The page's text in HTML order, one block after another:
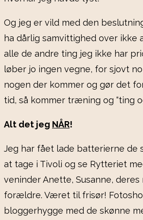
Og jeg er vild med den
ha dårlig samvittighed over ikke
alle de andre ting jeg ikke har
løber jo ingen vegne, for sjovt
nogen der kommer og gør det
tid, så kommer træning og “ting
Alt det jeg NÅR!
Jeg har fået lade batterierne de
at tage i Tivoli og se Rytteriet
veninder Anette, Susanne,
forældre. Været til frisør!
bloggerhygge med de skønne